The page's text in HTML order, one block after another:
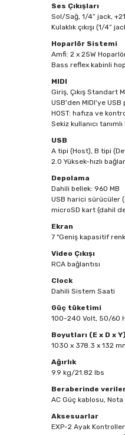
Ses Çıkışları
Sol/Sağ, 1/4” jack,
Kulaklık çıkışı (1/4”
Hoparlör Sistemi
Amfi: 2 x 25W
Bass reflex kabinli
MIDI
Giriş, Çıkış Standart
USB'den MIDI'ye
HOST: hafıza ve
Sekiz kullanıcı tanımlı
USB
A tipi (Host), B tipi
2.0 Yüksek-hızlı
Depolama
Dahili bellek: 960 MB
USB harici sürücüler
microSD kart (dahil
Ekran
7 "Geniş kapasitif
Video Çıkışı
RCA bağlantısı
Clock
Dahili Sistem Saati
Güç tüketimi
100-240 Volt, 50/60
Boyutları (E x D x Y)
1030 x 378.3 x 132
Ağırlık
9.9 kg/21.82 lbs
Beraberinde
AC Güç kablosu, Nota
Aksesuarlar
EXP-2 Ayak